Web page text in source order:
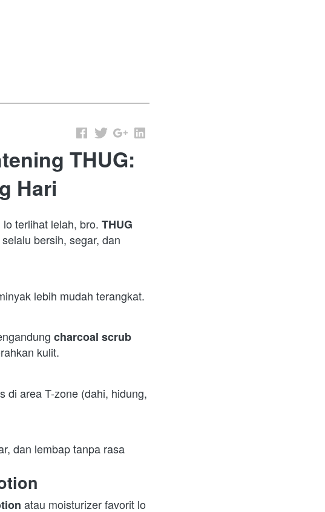
THUG:
Hari
terlihat lelah, bro. THUG
bersih, segar, dan
charcoal scrub
kulit.
di area T-zone (dahi, hidung,
dan lembap tanpa rasa
atau moisturizer favorit lo